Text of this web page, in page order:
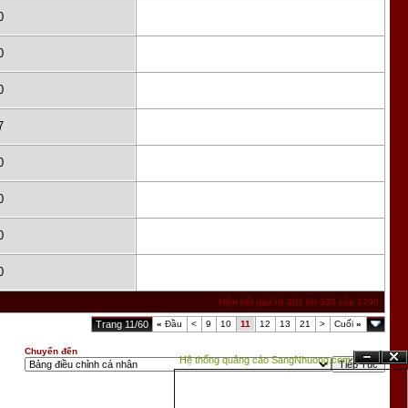
Hiện kết quả từ 301 tới 330 của 1796
Trang 11/60 « Đầu < 9 10 11 12 13 21 > Cuối »
Chuyển đến
Ẩn Đóng
Hệ thống quảng cáo SangNhuong.com;